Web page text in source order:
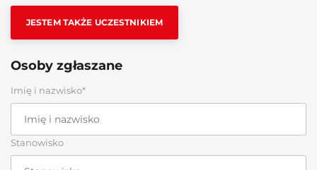
JESTEM TAKŻE UCZESTNIKIEM
Osoby zgłaszane
Imię i nazwisko*
Stanowisko